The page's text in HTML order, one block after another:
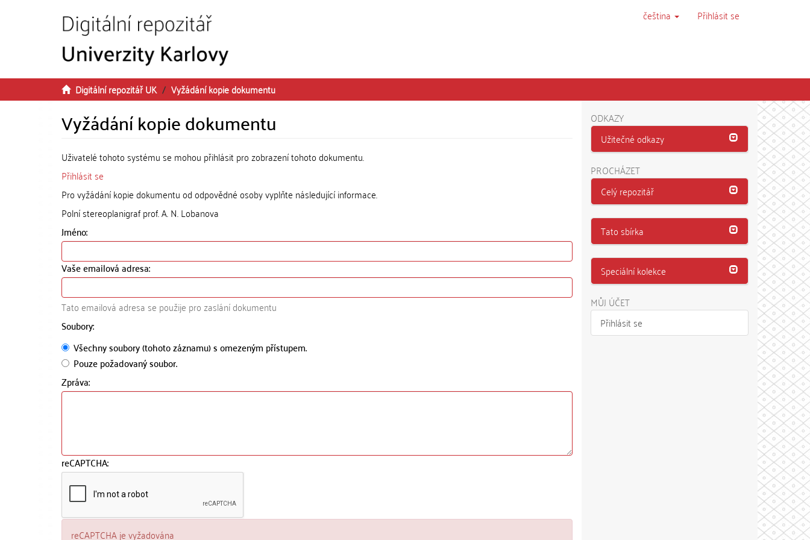
čeština Přihlásit se
Digitální repozitář UK Vyžádání kopie dokumentu
Vyžádání kopie dokumentu
Uživatelé tohoto systému se mohou přihlásit pro zobrazení tohoto dokumentu.
Přihlásit se
Pro vyžádání kopie dokumentu od odpovědné osoby vyplňte následující informace.
Polní stereoplanigraf prof. A. N. Lobanova
Jméno:
Vaše emailová adresa:
Tato emailová adresa se použije pro zaslání dokumentu
Soubory:
Všechny soubory (tohoto záznamu) s omezeným přístupem.
Pouze požadovaný soubor.
Zpráva:
reCAPTCHA:
reCAPTCHA je vyžadována
ODKAZY
Užitečné odkazy
PROCHÁZET
Celý repozitář
Tato sbírka
Speciální kolekce
MŮJ ÚČET
Přihlásit se